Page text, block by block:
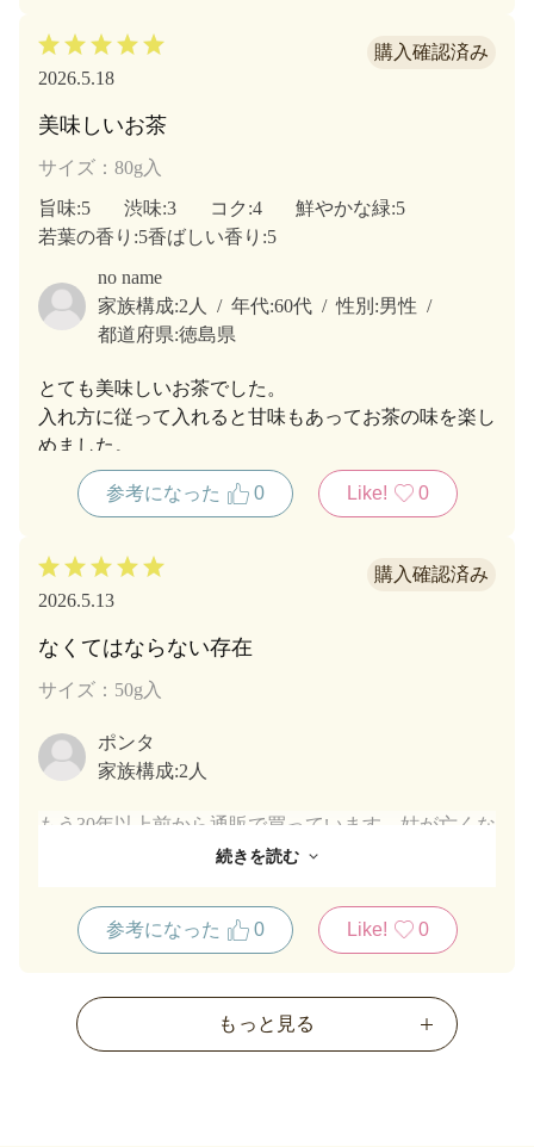
2026.5.18
美味しいお茶
サイズ：80g入
旨味:5 渋味:3 コク :4 鮮やかな緑:5
若葉の香り :5香ばしい香り :5
no name
家族構成:2人 年代:60代 性別:男性
都道府県:徳島県
とても美味しいお茶でした。
入れ方に従って入れると甘味もあってお茶の味を楽し
めました。
参考になった 0 Like! 0
2026.5.13
なくてはならない存在
サイズ：50g入
ポンタ
家族構成:2人
もう30年以上前から通販で買っています。姑が亡くな
り買っていたほうじ茶をその後買っていましたが、数
す。50gの袋なので1人で飲むにはちょうど良いです
ね。さっぱりした美味しさで、大好きです。友達にあ
ら良いか聞きにいらっしゃいました。愛好家がまたふ
えましたね❣️
続きを読む
参考になった 0 Like! 0
もっと見る